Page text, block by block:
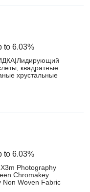
to 6.03%
квадратные
хрустальные
поставка-in
to 6.03%
Photography
Chromakey
Non Woven Fabric